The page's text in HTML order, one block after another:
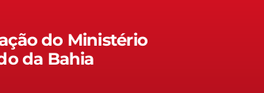
do Ministério
da Bahia